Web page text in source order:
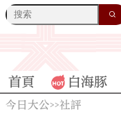
首頁 白海豚
今日大公>>社評